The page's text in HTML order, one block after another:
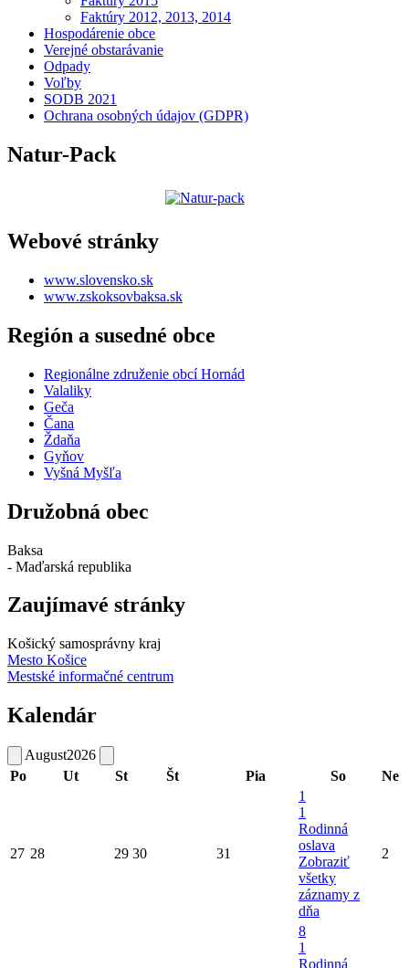
Faktúry 2012, 2013, 2014
Hospodárenie obce
Verejné obstarávanie
Odpady
Voľby
SODB 2021
Ochrana osobných údajov (GDPR)
Natur-Pack
Webové stránky
www.slovensko.sk
www.zskoksovbaksa.sk
Región a susedné obce
Regionálne združenie obcí Hornád
Valaliky
Geča
Čana
Ždaňa
Gyňov
Vyšná Myšľa
Družobná obec
Baksa
- Maďarská republika
Zaujímavé stránky
Košický samosprávny kraj
Mesto Košice
Mestské informačné centrum
Kalendár
August2026
Po
Ut St Št Pia So Ne
27 28 29 30 31
1
1
Rodinná
oslava
Zobraziť
všetky
záznamy z
dňa
2
8
1
Rodinná